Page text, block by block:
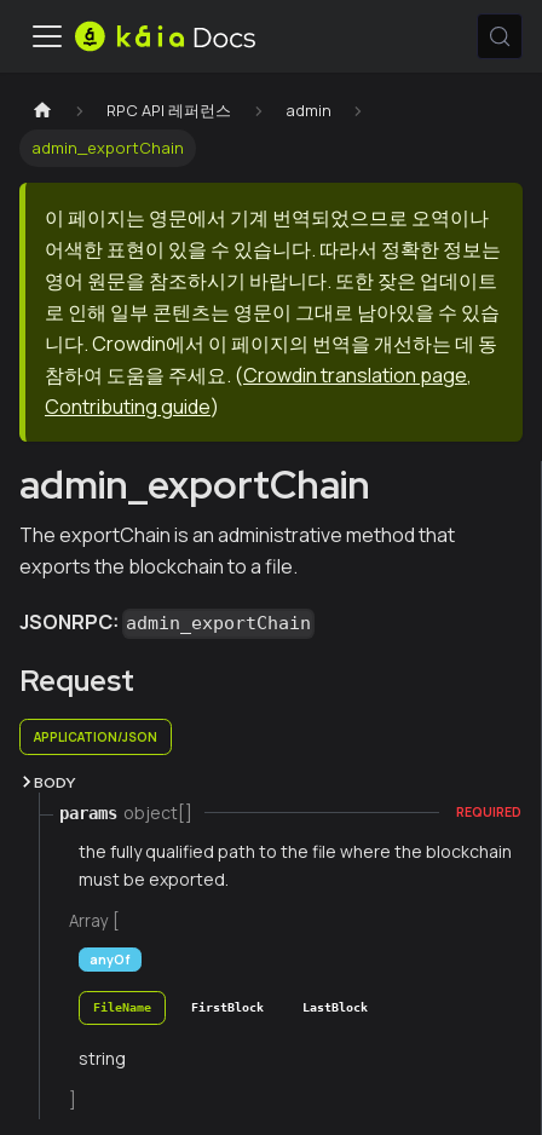
RPC API 레퍼런스
admin
admin_exportChain
이 페이지는 영문에서 기계 번역되었으므로 오역이나
어색한 표현이 있을 수 있습니다. 따라서 정확한 정보는
영어 원문을 참조하시기 바랍니다. 또한 잦은 업데이트
로 인해 일부 콘텐츠는 영문이 그대로 남아있을 수 있습
니다. Crowdin에서 이 페이지의 번역을 개선하는 데 동
참하여 도움을 주세요. (Crowdin translation page,
Contributing guide)
admin_exportChain
The exportChain is an administrative method that
exports the blockchain to a file.
JSONRPC: admin_exportChain
Request
APPLICATION/JSON
BODY
params object[] REQUIRED
the fully qualified path to the file where the blockchain
must be exported.
Array [
anyOf
FileName FirstBlock LastBlock
string